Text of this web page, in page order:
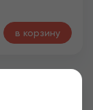
в корзину